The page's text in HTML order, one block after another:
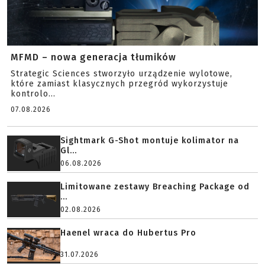
MFMD – nowa generacja tłumików
Strategic Sciences stworzyło urządzenie wylotowe,
które zamiast klasycznych przegród wykorzystuje
kontrolo...
07.08.2026
Sightmark G-Shot montuje kolimator na
Gl...
06.08.2026
Limitowane zestawy Breaching Package od
...
02.08.2026
Haenel wraca do Hubertus Pro
31.07.2026